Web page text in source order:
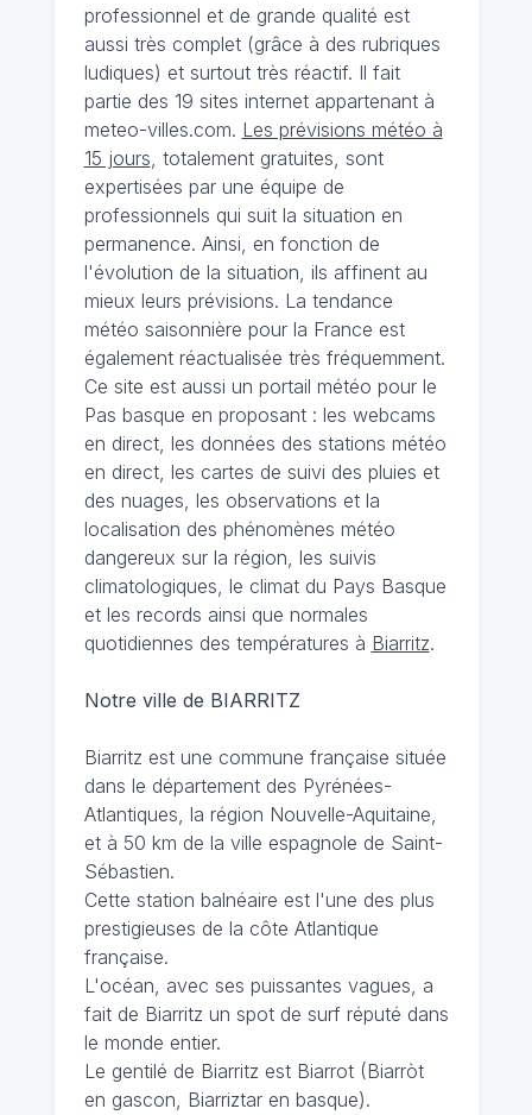
professionnel et de grande qualité est
aussi très complet (grâce à des rubriques
ludiques) et surtout très réactif. Il fait
partie des 19 sites internet appartenant à
meteo-villes.com. Les prévisions météo à
15 jours, totalement gratuites, sont
expertisées par une équipe de
professionnels qui suit la situation en
permanence. Ainsi, en fonction de
l'évolution de la situation, ils affinent au
mieux leurs prévisions. La tendance
météo saisonnière pour la France est
également réactualisée très fréquemment.
Ce site est aussi un portail météo pour le
Pas basque en proposant : les webcams
en direct, les données des stations météo
en direct, les cartes de suivi des pluies et
des nuages, les observations et la
localisation des phénomènes météo
dangereux sur la région, les suivis
climatologiques, le climat du Pays Basque
et les records ainsi que normales
quotidiennes des températures à Biarritz.
Notre ville de BIARRITZ
Biarritz est une commune française située
dans le département des Pyrénées-
Atlantiques, la région Nouvelle-Aquitaine,
et à 50 km de la ville espagnole de Saint-
Sébastien.
Cette station balnéaire est l'une des plus
prestigieuses de la côte Atlantique
française.
L'océan, avec ses puissantes vagues, a
fait de Biarritz un spot de surf réputé dans
le monde entier.
Le gentilé de Biarritz est Biarrot (Biarròt
en gascon, Biarriztar en basque).